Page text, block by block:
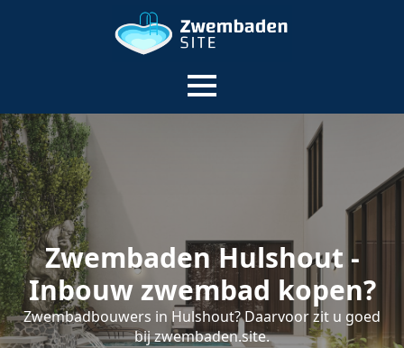
Zwembaden Hulshout -
Inbouw zwembad kopen?
Zwembadbouwers in Hulshout? Daarvoor zit u goed
bij zwembaden.site.